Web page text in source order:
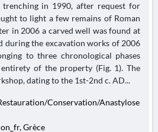
in 1990, after request for
to light a few remains of Roman
in 2006 a carved well was found at
during the excavation works of 2006
to three chronological phases
of the property (Fig. 1). The
dating to the 1st-2nd c. AD...
Conservation/Anastylose
Grèce